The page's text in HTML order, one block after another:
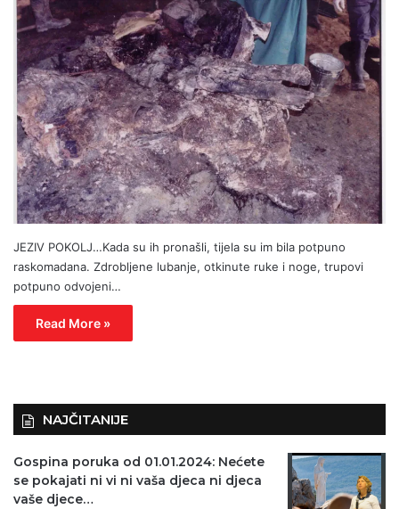
JEZIV POKOLJ…Kada su ih pronašli, tijela su im bila potpuno
raskomadana. Zdrobljene lubanje, otkinute ruke i noge, trupovi
potpuno odvojeni…
Read More »
NAJČITANIJE
Gospina poruka od 01.01.2024: Nećete
se pokajati ni vi ni vaša djeca ni djeca
vaše djece…